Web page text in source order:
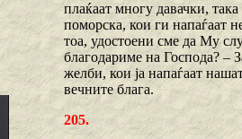
плаќаат многу давачки,
поморска, кои ги напаѓаат
тоа, удостоени сме да Му
благодариме на Господа? –
желби, кои ја напаѓаат
вечните блага.
205.